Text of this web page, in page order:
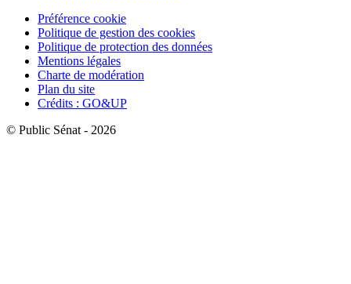
Préférence cookie
Politique de gestion des cookies
Politique de protection des données
Mentions légales
Charte de modération
Plan du site
Crédits : GO&UP
© Public Sénat - 2026